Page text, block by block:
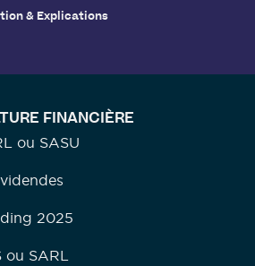
& Explications
FINANCIÈRE
ou SASU
2025
ou SARL